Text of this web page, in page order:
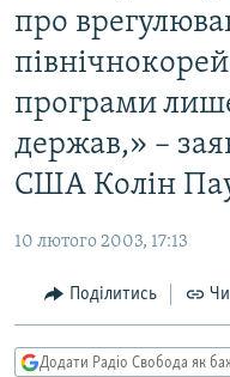
до
основної
навігації
Перейти
до
пошуку
ПОЛІТИКА
СУСПІЛЬСТВО
КУЛЬТУРА
СВІТ
ВІЙНА
РОСІЙСЬКА
ДОНБАС.РЕАЛІЇ
КРИМ.РЕАЛІЇ
КИТАЙ.ВИКЛИКИ
МУЛЬТИМЕДІА
про
програми
держав,» –
США Колін
10 лютого 2003, 17:13
Поділитись
Додати Радіо Свобода як